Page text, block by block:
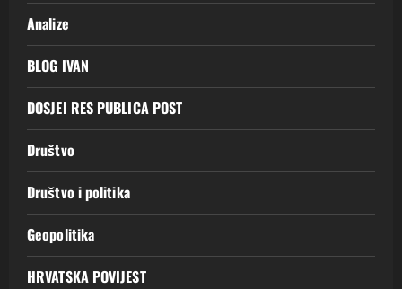
Analize
BLOG IVAN
DOSJEI RES PUBLICA POST
Društvo
Društvo i politika
Geopolitika
HRVATSKA POVIJEST